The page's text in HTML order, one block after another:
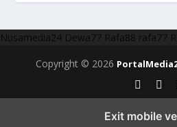
Nusamedia24 Dewa77 Rafa88 rafa77
Copyright © 2026
Exit mobile